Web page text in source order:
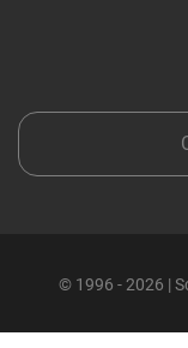
© 1996 - 2026 |